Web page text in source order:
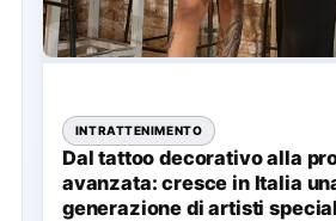
INTRATTENIMENTO
Dal tattoo decorativo alla
avanzata: cresce in Italia
generazione di artisti